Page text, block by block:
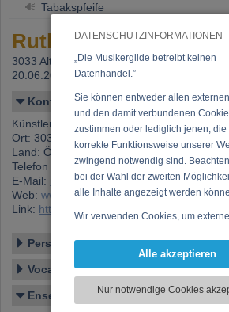
DATENSCHUTZINFORMATIONEN
„Die Musikergilde betreibt keinen
Datenhandel.”
Sie können entweder allen
und den damit verbundenen
zustimmen oder lediglich jenen, die
korrekte Funktionsweise unserer
zwingend notwendig sind.
bei der Wahl der zweiten
alle Inhalte angezeigt werden
Wir verwenden Cookies, um
Funktionen für soziale Medien
zu analysieren. Dabei werden ggf.
Informationen zu Ihrer Verwendung
Alle akzeptieren
Nur notwendige Cookies
Tabakspfeife
Rutka, Patrick
3033 Altlengbach,
Beitritt: 14.09.2004,
20.06.2013
Kontakt
Künstlername: Rutka, Patrick
Ort: 3033 Altlengbach
Land: Österreich
Telefon 1: +43 (0)676 976 32 67
E-Mail:
musik@rutkasteurer.at
Web:www.rutkasteurer.at
Link: https://www.musikergilde.at/mitglied/
Personen-Details
Vocal – Instrumental – Komposition...
Ensemble